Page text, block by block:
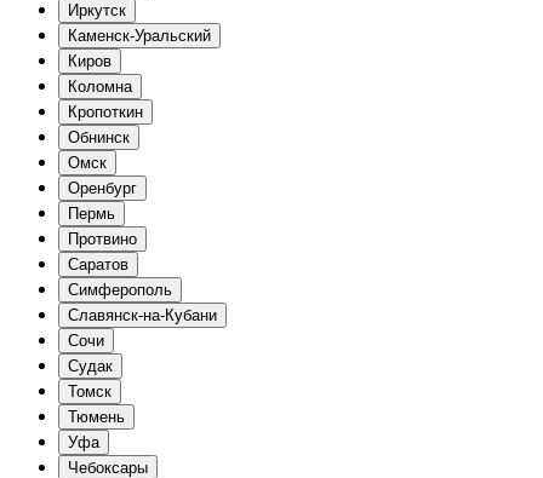
Иркутск
Каменск-Уральский
Киров
Коломна
Кропоткин
Обнинск
Омск
Оренбург
Пермь
Протвино
Саратов
Симферополь
Славянск-на-Кубани
Сочи
Судак
Томск
Тюмень
Уфа
Чебоксары